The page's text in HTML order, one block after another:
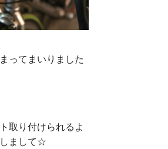
ってまいりました
取り付けられるよ
まして☆